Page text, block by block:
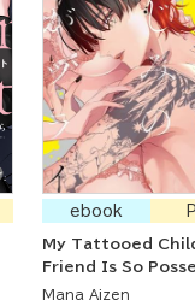
ebook
My Tattooed
Friend Is So
Hurts
Mana Aizen